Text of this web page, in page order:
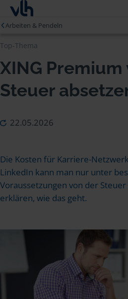
Arbeiten & Pendeln
Top-Thema
XING Premium
Steuer
22.05.2026
Die Kosten für Karriere-
LinkedIn kann man nur unter
Voraussetzungen von der
erklären, wie das geht.